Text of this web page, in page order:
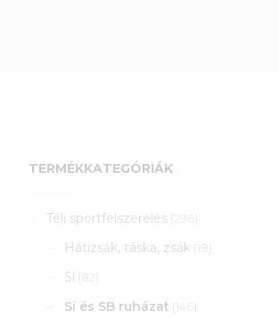
TERMÉKKATEGÓRIÁK
Téli sportfelszerelés (296)
Hátizsák, táska, zsák (18)
Sí (82)
Sí és SB ruházat (146)